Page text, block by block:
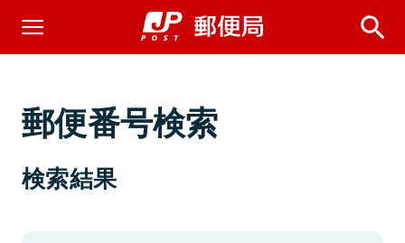
郵便番号検索
検索結果